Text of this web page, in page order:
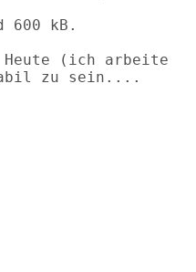
600 kB.
Heute (ich arbeite
zu sein....